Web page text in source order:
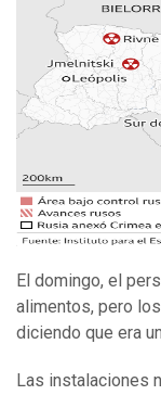
El domingo, el
alimentos, pero
diciendo que era
Las instalaciones